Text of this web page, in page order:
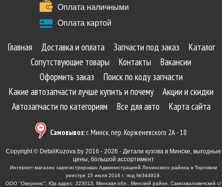
Оплата наличными
Оплата картой
Главная Доставка и оплата Запчасти под заказ
Каталог
Сопутствующие товары
Контакты
Вакансии
Оформить заказ
Поиск по коду запчасти
Какие автозапчасти лучше купить и почему
Акции и скидки
Автозапчасти по категориям
Все для авто Карта сайта
Самовывоз:г. Минск, пер. Корженевского 2А - 18
Copyright © DetaliKuzova.by 2016 - 2026 - Детали кузова в Минске, выгодные
цены, большой ассортимент
Интернет-магазин зарегистрирован Администрацией Ленинского района в Торговом
реестре 15 июля 2016 г. под №344919.
ООО "Овернокс", Юр.адрес: 223013, Минская обл., Минский район, Самохваловичский с/